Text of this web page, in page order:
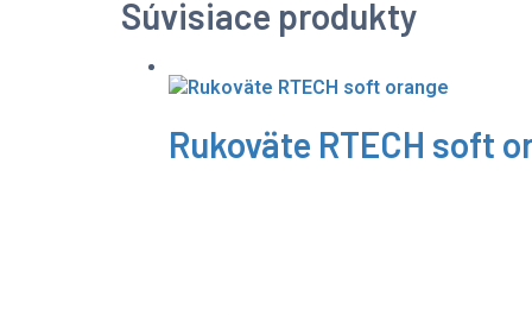
Súvisiace produkty
Rukoväte RTECH soft